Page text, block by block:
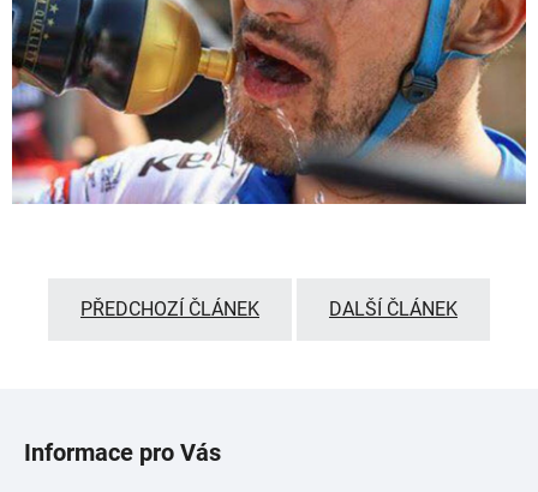
PŘEDCHOZÍ ČLÁNEK DALŠÍ ČLÁNEK
Informace pro Vás